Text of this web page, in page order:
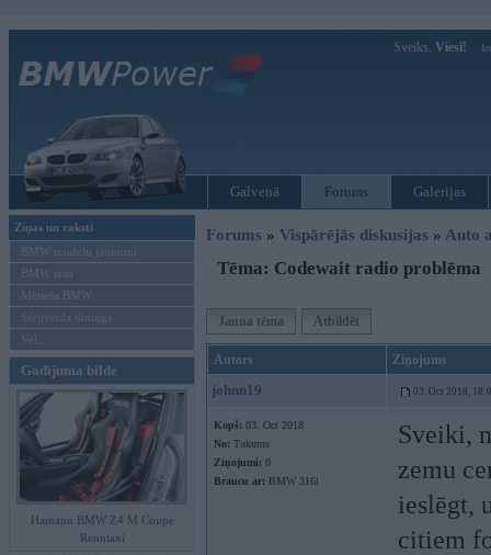
Sveiks, Viesi!
Galvenā Forums Galerijas
Ziņas un raksti
BMW modeļu jaunumi
BMW testi
Mēneša BMW
Sērijveida tūnings
Vel...
Gadījuma bilde
Hamann BMW Z4 M Coupe
Renntaxi
Forums » Vispārējās diskusijas » Auto
Tēma: Codewait radio problēma
Jauna tēma Atbildēt
Autors Ziņojums
johnn19 03. Oct 2018,
Kopš: 03. Oct 2018
No: Tukums
Ziņojumi: 0
Braucu ar: BMW 316i
Sveiki,
zemu
ieslēgt,
citiem